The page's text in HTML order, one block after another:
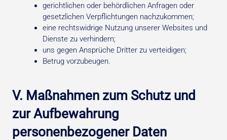
gerichtlichen oder behördlichen Anfragen oder
gesetzlichen Verpflichtungen nachzukommen;
eine rechtswidrige Nutzung unserer Websites und
Dienste zu verhindern;
uns gegen Ansprüche Dritter zu verteidigen;
Betrug vorzubeugen.
V. Maßnahmen zum Schutz und
zur Aufbewahrung
personenbezogener Daten